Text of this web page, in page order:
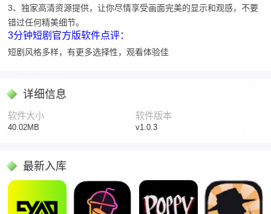
3、独家高清资源提供，让你尽情享受画面完美的显示和观感，不要
错过任何精美细节。
3分钟短剧官方版软件点评：
短剧风格多样，有更多选择性，观看体验佳
详细信息
软件大小
40.02MB
软件版本
v1.0.3
最新入库